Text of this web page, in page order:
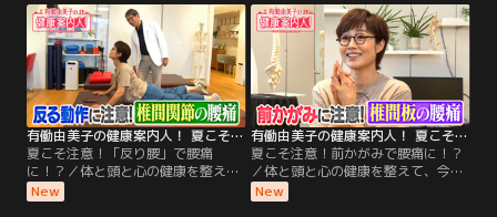
なる！筋肉からくる腰痛の対策」を
ご案内します！ 後半は、有働さんの
「2分体操」！たった2分で元気な足
腰をめざす体操を、一緒に楽しくや
ってみましょう！
時間座っていると痛い！“仙腸関節
（せんちょうかんせつ）”からくる
腰痛の対策」をご案内します！後半
は、有働さんの「2分体操」！たっ
た2分で元気な足腰をめざす体操
を、一緒に楽しくやってみましょ
う！
有働由美子の健康案内人！ 夏こそ注意！「反り腰」で腰痛に！？
夏こそ注意！「反り腰」で腰痛
に！？／体と頭と心の健康を整え
て、今日もごきげんな1日を過ごし
ましょう！ 今週のテーマは「夏こそ
New
有働由美子の健康案内人！ 夏こそ注意！前かがみで腰痛に！？
夏こそ注意！前かがみで腰痛に！？
／体と頭と心の健康を整えて、今日
もごきげんな1日を過ごしましょ
う！ 今週のテーマは「夏こそ気をつ
New